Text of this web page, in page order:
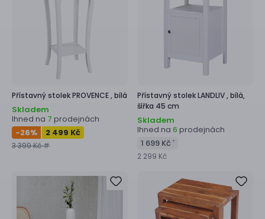
Přístavný stolekPROVENCE ,bílá
Skladem
Ihned na 7 prodejnách
-26% 2 499 Kč
3 399 Kč #
Přístavný stolekLANDLIV ,bílá,
šířka 45 cm
Skladem
Ihned na 6 prodejnách
1 699 Kč *
2 299 Kč